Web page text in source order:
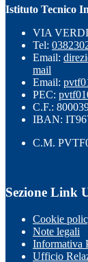
Istituto Tecnico
VIA VERDI
Tel:
Email:
mail
Email:
PEC:
C.F.:
IBAN:
C.M.
Sezione Link
Cookie
Note legali
Informativa
Ufficio